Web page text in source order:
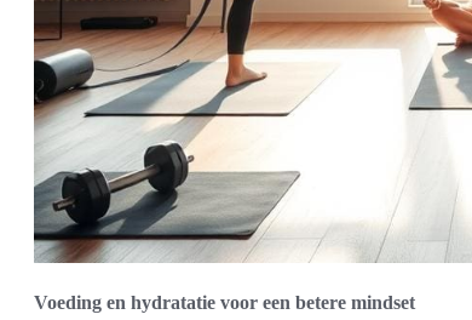
Voeding en hydratatie voor een betere mindset